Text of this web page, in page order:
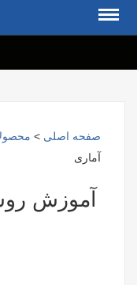
صفحه اصلی >
آماری
آموزش